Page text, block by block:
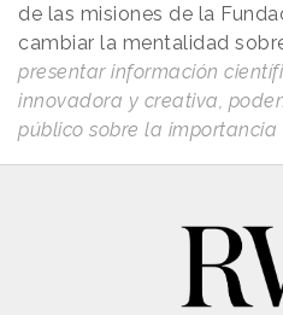
de las misiones de la
cambiar la mentalidad
presentar información
innovadora y creativa,
público sobre la importancia